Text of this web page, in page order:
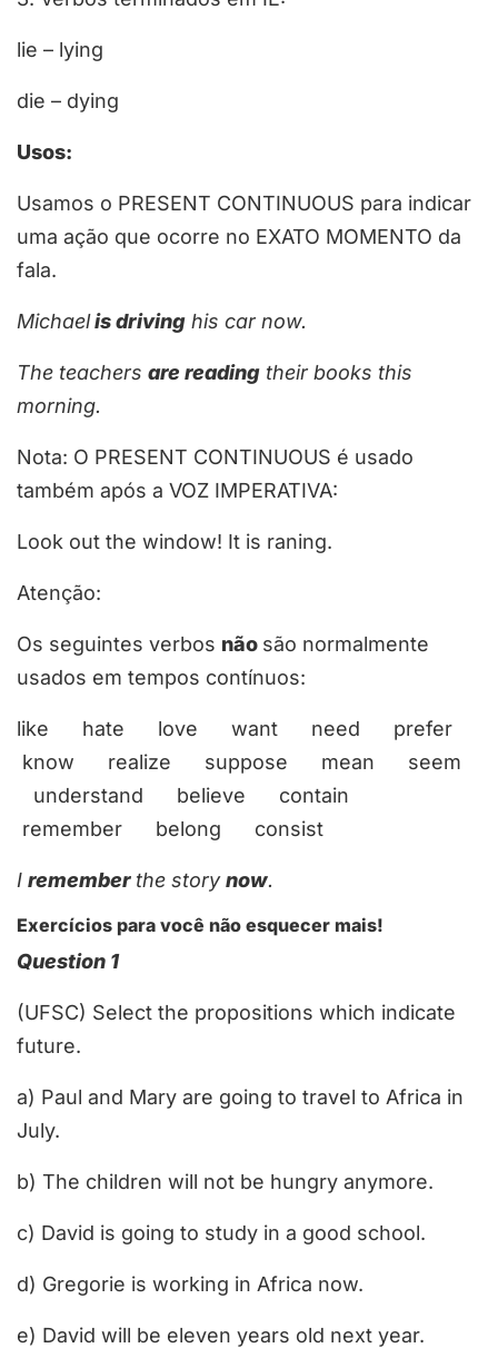
lie – lying
die – dying
Usos:
Usamos o PRESENT CONTINUOUS para indicar
uma ação que ocorre no EXATO MOMENTO da
fala.
Michaelis driving his car now.
The teachers are reading their books this
morning.
Nota: O PRESENT CONTINUOUS é usado
também após a VOZ IMPERATIVA:
Look out the window! It is raning.
Atenção:
Os seguintes verbos não são normalmente
usados em tempos contínuos:
like hate love want need prefer
know realize suppose mean seem
understand believe contain
remember belong consist
I remember the storynow.
Exercícios para você não esquecer mais!
Question 1
(UFSC) Select the propositions which indicate
future.
a) Paul and Mary are going to travel to Africa in
July.
b) The children will not be hungry anymore.
c) David is going to study in a good school.
d) Gregorie is working in Africa now.
e) David will be eleven years old next year.